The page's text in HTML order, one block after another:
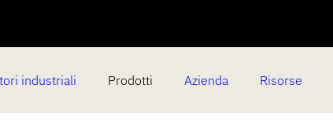
industriali Prodotti Azienda Risorse